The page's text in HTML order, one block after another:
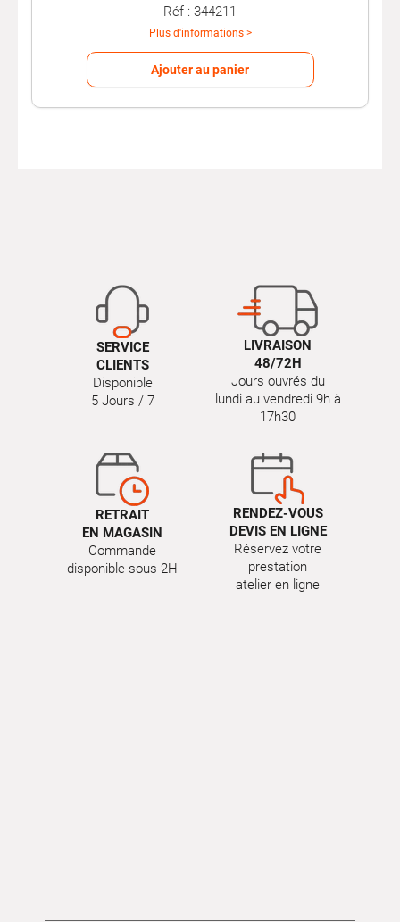
Réf : 344211
Plus d'informations >
Ajouter au panier
SERVICE
CLIENTS
Disponible
5 Jours / 7
LIVRAISON
48/72H
Jours ouvrés du
lundi au vendredi 9h à
17h30
RETRAIT
EN MAGASIN
Commande
disponible sous 2H
RENDEZ-VOUS
DEVIS EN LIGNE
Réservez votre
prestation
atelier en ligne